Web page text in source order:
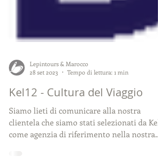
Lepintours & Marocco
28 set 2023
Tempo di lettura: 1 min
Kel12 - Cultura del Viaggio